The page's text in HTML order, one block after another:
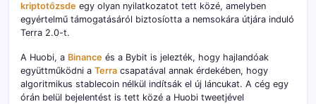
kriptotőzsde egy olyan nyilatkozatot tett közé, amelyben
egyértelmű támogatásáról biztosíotta a nemsokára útjára induló
Terra 2.0-t.
A Huobi, a Binance és a Bybit is jelezték, hogy hajlandóak
együttműködni a Terra csapatával annak érdekében, hogy
algoritmikus stablecoin nélkül indítsák el új láncukat. A cég egy
órán belül bejelentést is tett közé a Huobi tweetjével